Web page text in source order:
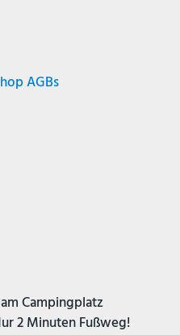
AGBs
Campingplatz
2 Minuten Fußweg!